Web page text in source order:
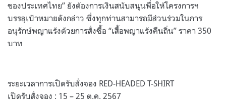
ของประเทศไทย” ยังต้องการเงินสนับสนุนพื่อให้โครงการฯ
บรรลุเป้าหมายดังกล่าว ซึ่งทุกท่านสามารถมีส่วนร่วมในการ
อนุรักษ์พญาแร้งด้วยการสั่งซื้อ “เสื้อพญาแร้งคืนถิ่น” ราคา 350
บาท
ระยะเวลาการเปิดรับสั่งจอง RED-HEADED T-SHIRT
เปิดรับสั่งจอง : 15 – 25 ต.ค. 2567